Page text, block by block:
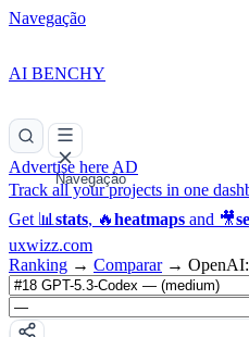
Navegação
AI BENCHY
Navegação
Advertise here AD
Track all your projects in one
Get 📊 stats, 🔥heatmaps and 🎥
uxwizz.com
Ranking → Comparar →